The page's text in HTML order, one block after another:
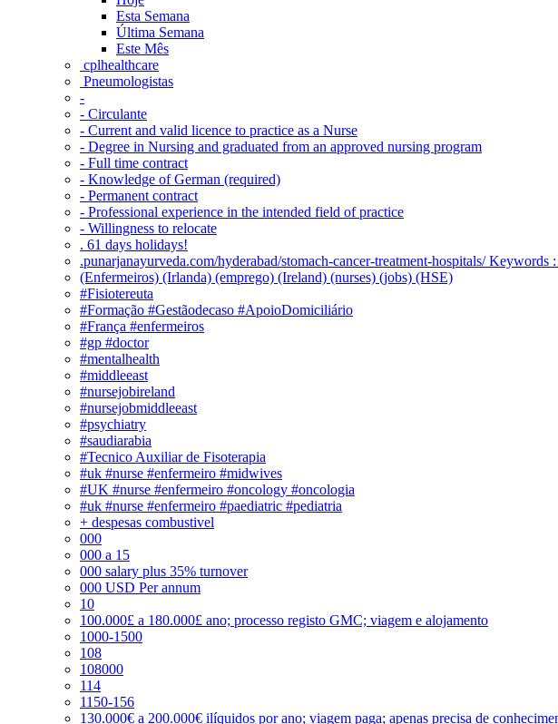
Esta Semana
Última Semana
Este Mês
‎ cplhealthcare‬
Pneumologistas
-
- Circulante
- Current and valid licence to practice as a Nurse
- Degree in Nursing and graduated from an approved nursing program
- Full time contract
- Knowledge of German (required)
- Permanent contract
- Professional experience in the intended field of practice
- Willingness to relocate
. 61 days holidays!
.punarjanayurveda.com/hyderabad/stomach-cancer-treatment-hospitals/ Keywords
(Enfermeiros) (Irlanda) (emprego) (Ireland) (nurses) (jobs) (HSE)
#Fisiotereuta
#Formação #Gestãodecaso #ApoioDomiciliário
#França #enfermeiros
#gp #doctor
#mentalhealth
#middleeast
#nursejobireland
#nursejobmiddleeast
#psychiatry
#saudiarabia
#Tecnico Auxiliar de Fisoterapia
#uk #nurse #enfermeiro #midwives
#UK #nurse #enfermeiro #oncology #oncologia
#uk #nurse #enfermeiro #paediatric #pediatria
+ despesas combustivel
000
000 a 15
000 salary plus 35% turnover
000 USD Per annum
10
100.000£ a 180.000£ ano; processo registo GMC; viagem e alojamento
1000-1500
108
108000
114
1150-156
130.000€ a 200.000€ ilíquidos por ano; viagem paga; apenas precisa de